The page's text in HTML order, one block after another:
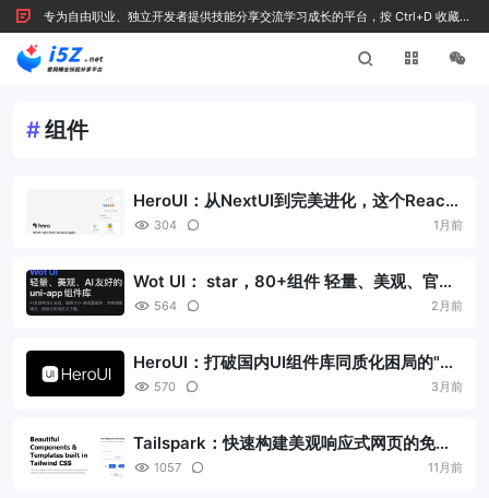
专为自由职业、独立开发者提供技能分享交流学习成长的平台，按 Ctrl+D 收藏我
们
#组件
HeroUI：从NextUI到完美进化，这个React
UI库凭什么圈粉27.7k开发者？
304 1月前
Wot UI： star，80+组件 轻量、美观、官方
skill Agent 超级上手uni-app组件库
564 2月前
HeroUI：打破国内UI组件库同质化困局的"精
致新选手"
570 3月前
Tailspark：快速构建美观响应式网页的免费
CSS组件资源平台
1057 11月前